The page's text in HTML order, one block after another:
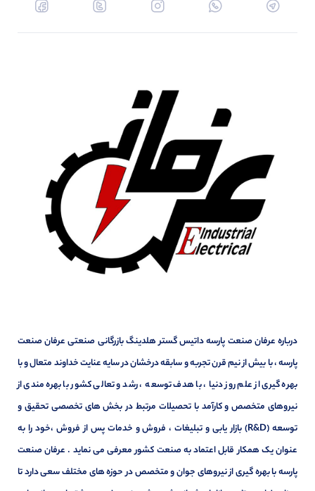
درباره عرفان صنعت پارسه داتیس گستر هلدینگ بازرگانی صنعتی عرفان صنعت
پارسه ، با بیش از نیم قرن تجربه و سابقه درخشان در سایه عنایت خداوند متعال و با
بهره گیری از علم روز دنیا ، با هدف توسعه ، رشد و تعالی کشور با بهره مندی از
نیروهای متخصص و کارآمد با تحصیلات مرتبط در بخش های تخصصی تحقیق و
توسعه (R&D) بازار یابی و تبلیغات ، فروش و خدمات پس از فروش ،خود را به
عنوان یک همکار قابل اعتماد به صنعت کشور معرفی می نماید . عرفان صنعت
پارسه با بهره گیری از نیروهای جوان و متخصص در حوزه های مختلف سعی دارد تا